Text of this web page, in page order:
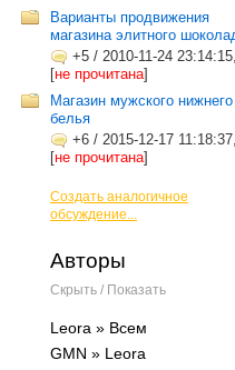
Варианты продвижения
магазина элитного
+5 / 2010-11-24 23:14:15,
[не прочитана]
Магазин мужского нижнего
белья
+6 / 2015-12-17 11:18:37,
[не прочитана]
Создать аналогичное
обсуждение...
Авторы
Скрыть / Показать
Leora » Всем
GMN » Leora